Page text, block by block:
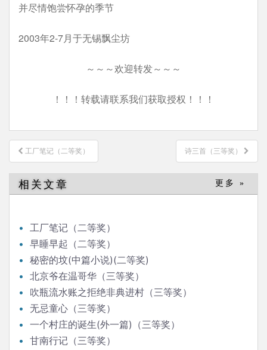
并尽情饱尝怀孕的季节
2003年2-7月于无锡飘尘坊
～～～欢迎转发～～～
！！！转载请联系我们获取授权！！！
文
章
导
航
工厂笔记（二等奖） 诗三首（三等奖）
相关文章 更多 »
工厂笔记（二等奖）
早睡早起（二等奖）
秘密的坟(中篇小说)(二等奖)
北京爷在温哥华（三等奖）
吹瓶流水账之拒绝非典进村（三等奖）
无忌童心（三等奖）
一个村庄的诞生(外一篇)（三等奖）
甘南行记（三等奖）